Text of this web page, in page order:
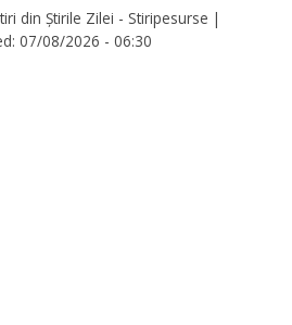
din Știrile Zilei - Stiripesurse |
07/08/2026 - 06:30